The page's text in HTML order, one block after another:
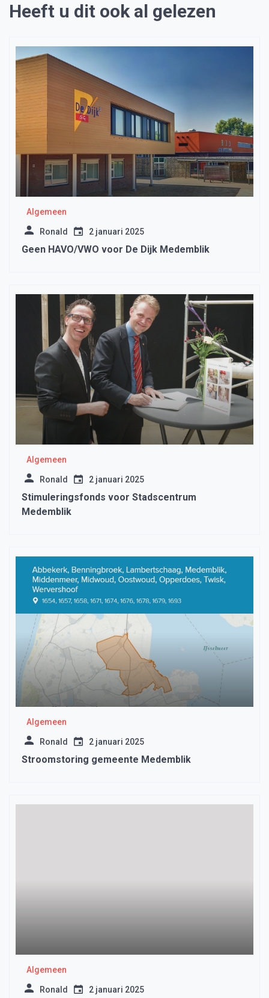
Heeft u dit ook al gelezen
Algemeen
Ronald 2 januari 2025
Geen HAVO/VWO voor De Dijk Medemblik
Algemeen
Ronald 2 januari 2025
Stimuleringsfonds voor Stadscentrum
Medemblik
Algemeen
Ronald 2 januari 2025
Stroomstoring gemeente Medemblik
Algemeen
Ronald 2 januari 2025